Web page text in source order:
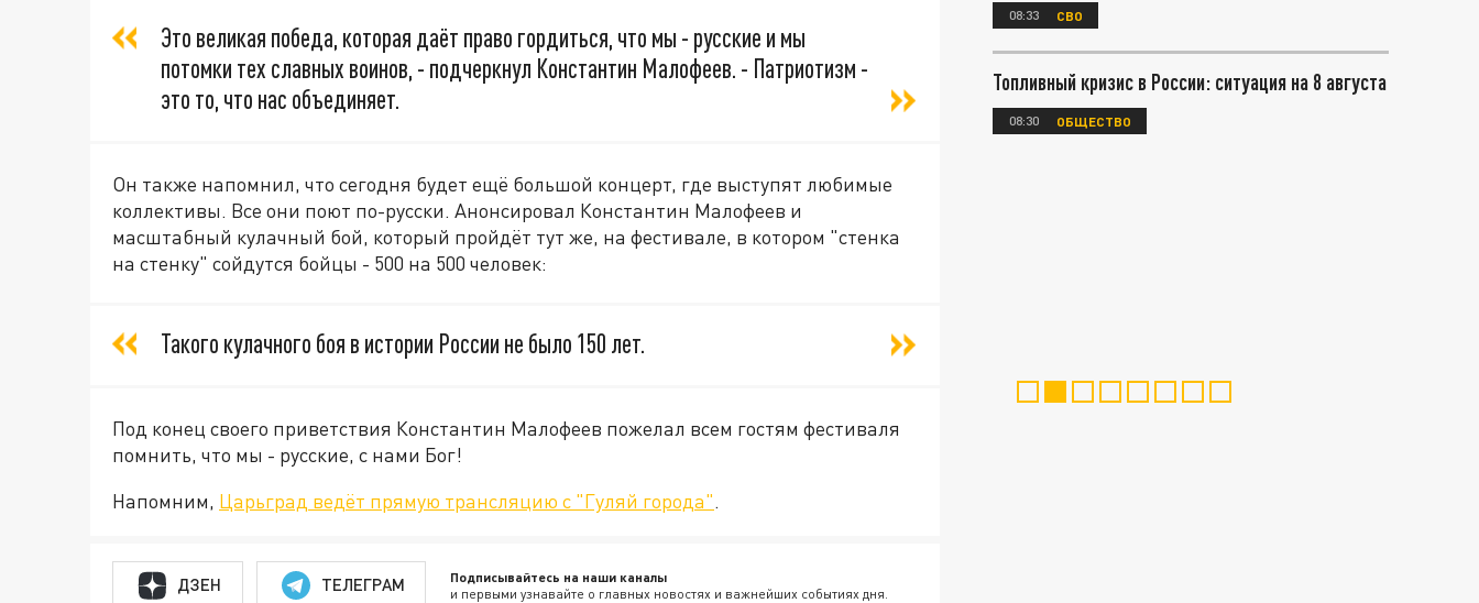
Это великая победа, которая даёт право гордиться, что мы - русские и мы
потомки тех славных воинов, - подчеркнул Константин Малофеев. - Патриотизм -
это то, что нас объединяет.
Он также напомнил, что сегодня будет ещё большой концерт, где выступят любимые
коллективы. Все они поют по-русски. Анонсировал Константин Малофеев и
масштабный кулачный бой, который пройдёт тут же, на фестивале, в котором "стенка
на стенку" сойдутся бойцы - 500 на 500 человек:
Такого кулачного боя в истории России не было 150 лет.
Под конец своего приветствия Константин Малофеев пожелал всем гостям фестиваля
помнить, что мы - русские, с нами Бог!
Напомним, Царьград ведёт прямую трансляцию с "Гуляй города".
ДЗЕН ТЕЛЕГРАМ Подписывайтесь на наши каналы
и первыми узнавайте о главных новостях и важнейших событиях дня.
08:33 СВО
Топливный кризис в России: ситуация на 8 августа
08:30 ОБЩЕСТВО